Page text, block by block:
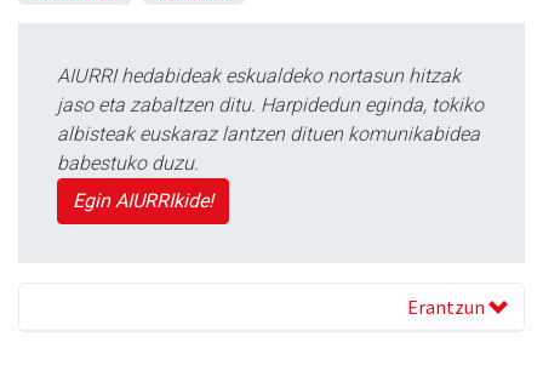
AIURRI hedabideak eskualdeko nortasun hitzak
jaso eta zabaltzen ditu. Harpidedun eginda, tokiko
albisteak euskaraz lantzen dituen komunikabidea
babestuko duzu.
Egin AIURRIkide!
Erantzun